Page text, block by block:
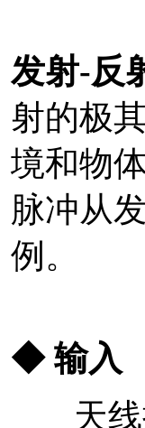
发射-反
射的极
境和物
脉冲从
例。
◆ 输入
天线